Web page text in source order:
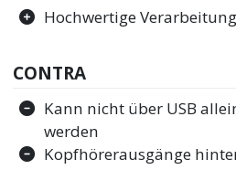
Hochwertige Verarbeitung
CONTRA
Kann nicht über USB
werden
Kopfhörerausgänge